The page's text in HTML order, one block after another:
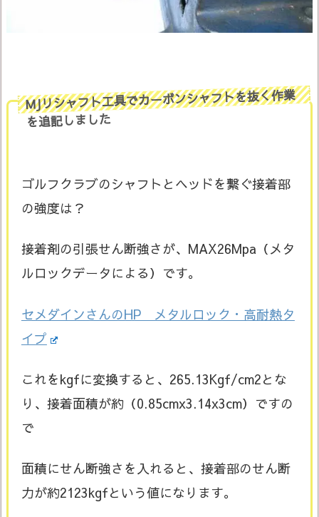
MJリシャフト工具でカーボンシャフトを抜く作業
を追記しました
ゴルフクラブのシャフトとヘッドを繋ぐ接着部
の強度は？
接着剤の引張せん断強さが、MAX26Mpa（メタ
ルロックデータによる）です。
セメダインさんのHP メタルロック・高耐熱タ
イプ
これをkgfに変換すると、265.13Kgf/cm2とな
り、接着面積が約（0.85cmx3.14x3cm）ですの
で
面積にせん断強さを入れると、接着部のせん断
力が約2123kgfという値になります。